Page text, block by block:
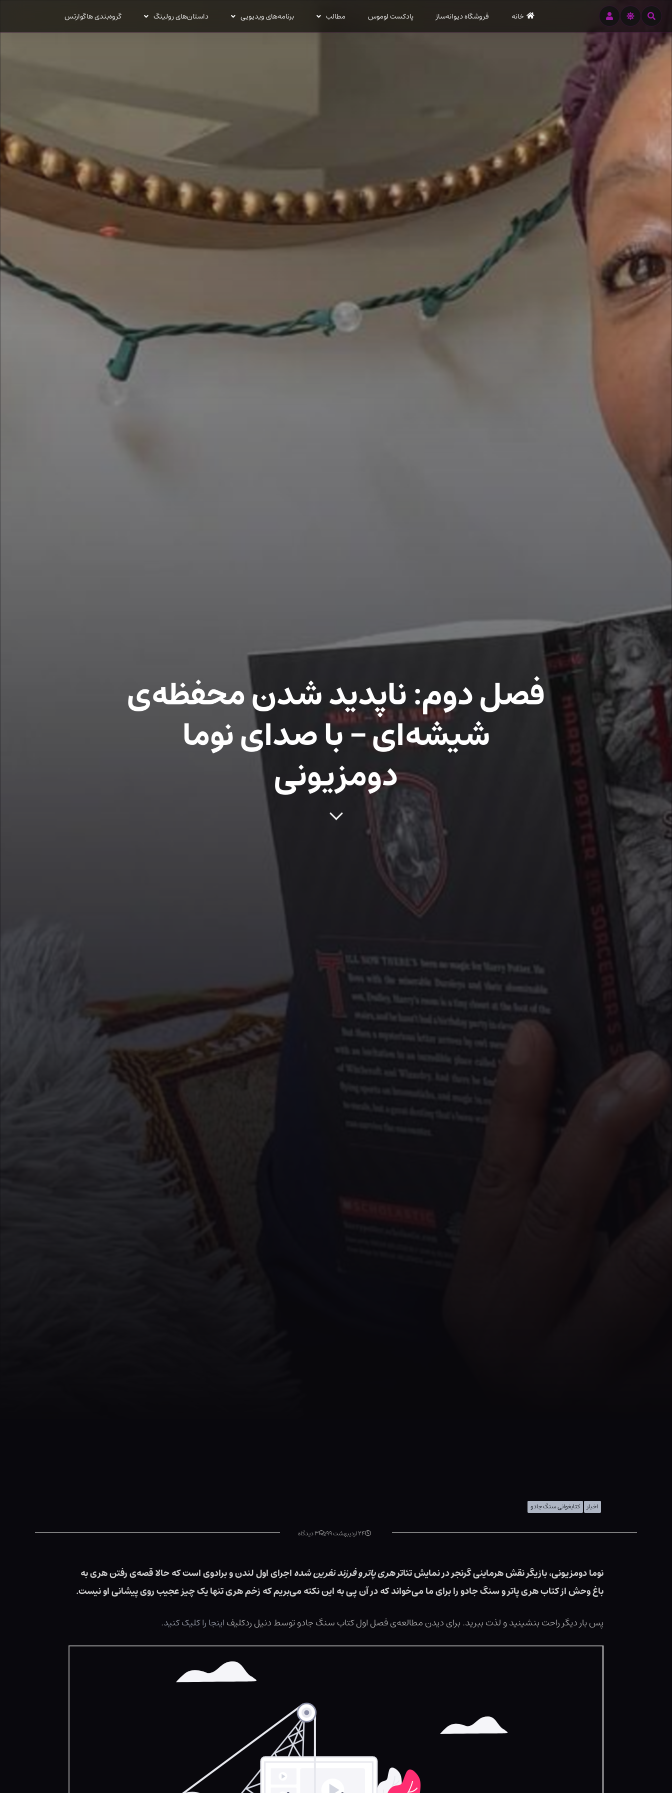
ورود
متن
اصلی
خانه فروشگاه دیوانه‌ساز پادکست لوموس مطالب برنامه‌های ویدیویی داستان‌های رولینگ گروه‌بندی هاگوارتس
فصل دوم: ناپدید شدن محفظه‌ی
شیشه‌ای – با صدای نوما
دومزیونی
اخبار کتابخوانی سنگ جادو
۲۴ اردیبهشت ۹۹ ۳ دیدگاه
نوما دومزیونی، بازیگر نقش هرماینی گرنجر در نمایش تئاترهری پاتر و فرزند نفرین شدهاجرای اول لندن و برادوی است که حالا قصه‌ی رفتن هری به
باغ وحش از کتاب هری پاتر و سنگ جادو را برای ما می‌خواند که در آن پی به این نکته می‌بریم که زخم هری تنها یک چیز عجیب روی پیشانی او نیست.
پس بار دیگر راحت بنشینید و لذت ببرید. برای دیدن مطالعه‌ی فصل اول کتاب سنگ جادو توسط دنیل ردکلیفاینجا را کلیک کنید.